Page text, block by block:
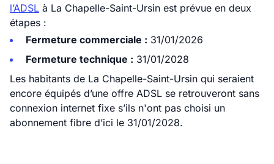
l’ADSL à La Chapelle-Saint-Ursin est prévue en deux
étapes :
Fermeture commerciale : 31/01/2026
Fermeture technique : 31/01/2028
Les habitants de La Chapelle-Saint-Ursin qui seraient
encore équipés d’une offre ADSL se retrouveront sans
connexion internet fixe s’ils n'ont pas choisi un
abonnement fibre d’ici le 31/01/2028.